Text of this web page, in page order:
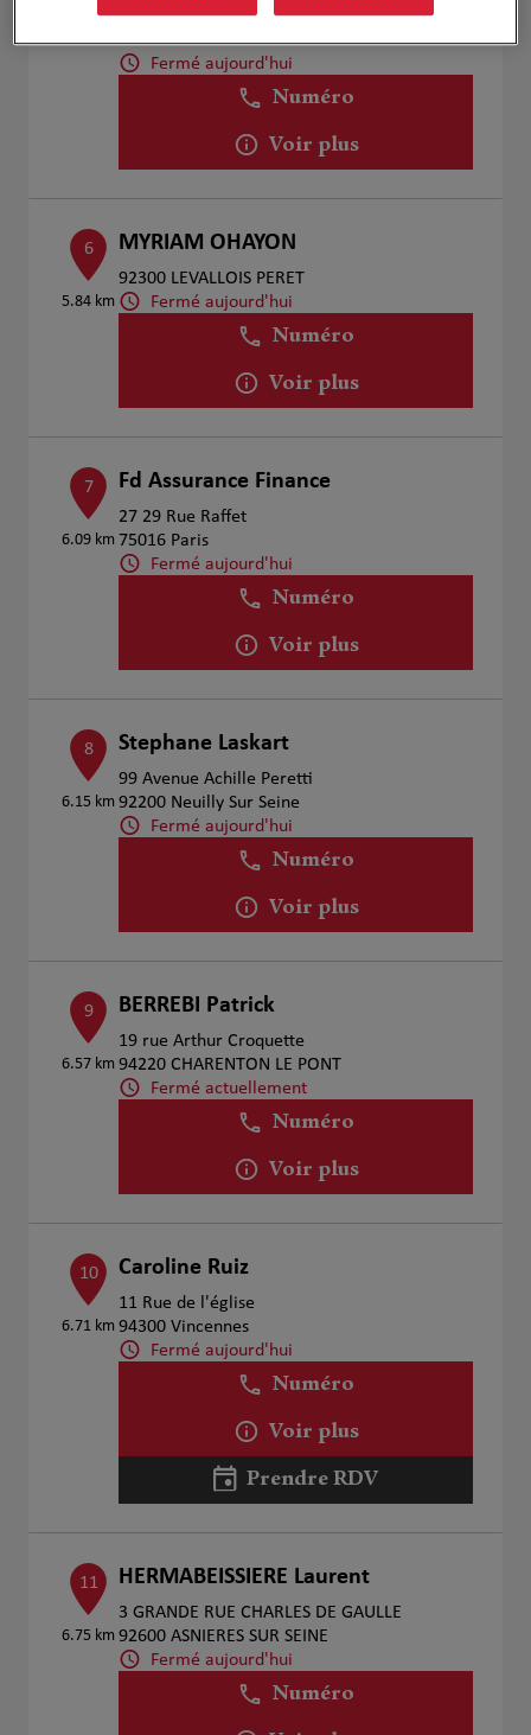
5.54 km
45 RUE DU PRESIDENT WILSON
92300 LEVALLOIS PERRET
Fermé aujourd'hui
Numéro
Voir plus
6
5.84 km
MYRIAM OHAYON
92300 LEVALLOIS PERET
Fermé aujourd'hui
Numéro
Voir plus
7
6.09 km
Fd Assurance Finance
27 29 Rue Raffet
75016 Paris
Fermé aujourd'hui
Numéro
Voir plus
8
6.15 km
Stephane Laskart
99 Avenue Achille Peretti
92200 Neuilly Sur Seine
Fermé aujourd'hui
Numéro
Voir plus
9
6.57 km
BERREBI Patrick
19 rue Arthur Croquette
94220 CHARENTON LE PONT
Fermé actuellement
Numéro
Voir plus
10
6.71 km
Caroline Ruiz
11 Rue de l'église
94300 Vincennes
Fermé aujourd'hui
Numéro
Voir plus
Prendre RDV
11
6.75 km
HERMABEISSIERE Laurent
3 GRANDE RUE CHARLES DE GAULLE
92600 ASNIERES SUR SEINE
Fermé aujourd'hui
Numéro